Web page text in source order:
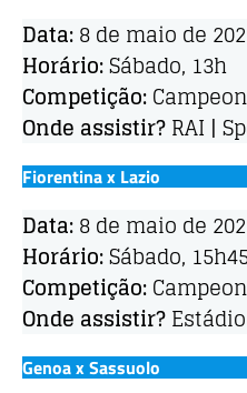
Data:8 de maio de
Horário:Sábado, 13h
Competição:
Onde assistir?RAI |
Fiorentina x Lazio
Data:8 de maio de
Horário:Sábado,
Competição:
Onde assistir?
Genoa x Sassuolo